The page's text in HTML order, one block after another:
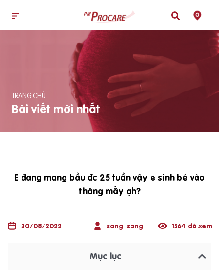
TRANG CHỦ
Bài viết mới nhất
E đang mang bầu đc 25 tuần vậy e sinh bé vào
tháng mấy ạh?
30/08/2022 sang_sang 1564 đã xem
Mục lục